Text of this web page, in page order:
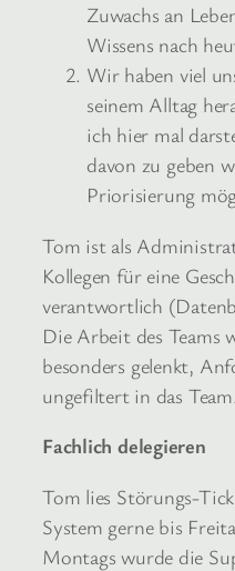
Zuwachs an
Wissens nach
Wir haben viel
seinem Alltag
ich hier mal
davon zu geben
Priorisierung
Tom ist als
Kollegen für eine
verantwortlich
Die Arbeit des Teams
besonders gelenkt,
ungefiltert in das Team.
Fachlich delegieren
Tom lies Störungs-
System gerne bis
Montags wurde die